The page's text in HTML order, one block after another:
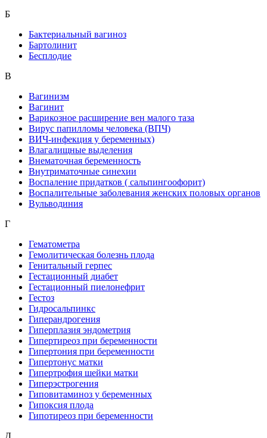
Б
Бактериальный вагиноз
Бартолинит
Бесплодие
В
Вагинизм
Вагинит
Варикозное расширение вен малого таза
Вирус папилломы человека (ВПЧ)
ВИЧ-инфекция у беременных)
Влагалищные выделения
Внематочная беременность
Внутриматочные синехии
Воспаление придатков ( сальпингоофорит)
Воспалительные заболевания женских половых органов
Вульводиния
Г
Гематометра
Гемолитическая болезнь плода
Генитальный герпес
Гестационный диабет
Гестационный пиелонефрит
Гестоз
Гидросальпинкс
Гиперандрогения
Гиперплазия эндометрия
Гипертиреоз при беременности
Гипертония при беременности
Гипертонус матки
Гипертрофия шейки матки
Гиперэстрогения
Гиповитаминоз у беременных
Гипоксия плода
Гипотиреоз при беременности
Д